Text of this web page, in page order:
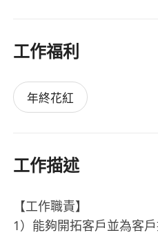
工作福利
年終花紅
工作描述
【工作職責】
1）能夠開拓客戶並為客